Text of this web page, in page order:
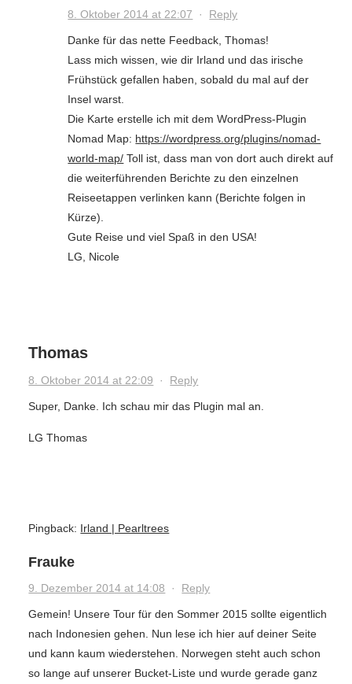
8. Oktober 2014 at 22:07 · Reply
Danke für das nette Feedback, Thomas!
Lass mich wissen, wie dir Irland und das irische
Frühstück gefallen haben, sobald du mal auf der
Insel warst.
Die Karte erstelle ich mit dem WordPress-Plugin
Nomad Map: https://wordpress.org/plugins/nomad-
world-map/ Toll ist, dass man von dort auch direkt auf
die weiterführenden Berichte zu den einzelnen
Reiseetappen verlinken kann (Berichte folgen in
Kürze).
Gute Reise und viel Spaß in den USA!
LG, Nicole
Thomas
8. Oktober 2014 at 22:09 · Reply
Super, Danke. Ich schau mir das Plugin mal an.
LG Thomas
Pingback: Irland | Pearltrees
Frauke
9. Dezember 2014 at 14:08 · Reply
Gemein! Unsere Tour für den Sommer 2015 sollte eigentlich
nach Indonesien gehen. Nun lese ich hier auf deiner Seite
und kann kaum wiederstehen. Norwegen steht auch schon
so lange auf unserer Bucket-Liste und wurde gerade ganz